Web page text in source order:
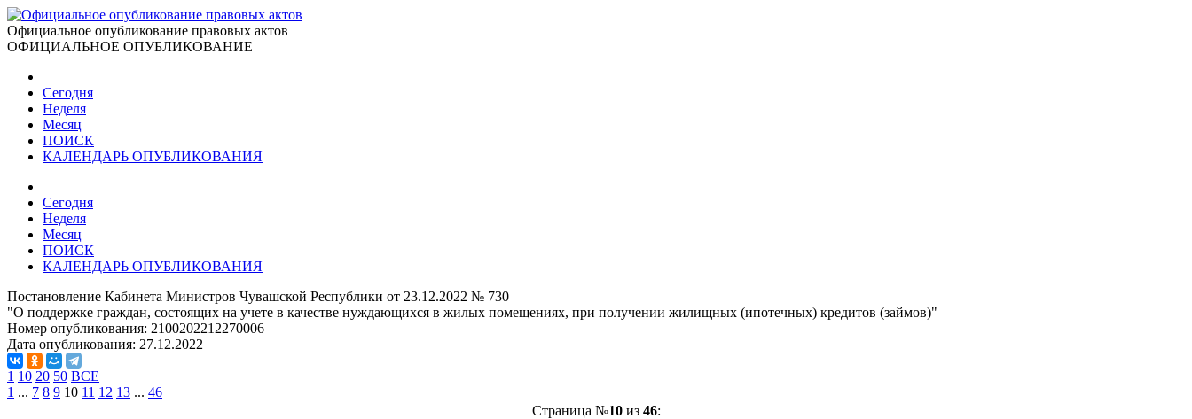
Официальное опубликование правовых актов
ОФИЦИАЛЬНОЕ ОПУБЛИКОВАНИЕ
Сегодня
Неделя
Месяц
ПОИСК
КАЛЕНДАРЬ ОПУБЛИКОВАНИЯ
Сегодня
Неделя
Месяц
ПОИСК
КАЛЕНДАРЬ ОПУБЛИКОВАНИЯ
Постановление Кабинета Министров Чувашской Республики от 23.12.2022 № 730
"О поддержке граждан, состоящих на учете в качестве нуждающихся в жилых помещениях, при получении жилищных (ипотечных) кредитов (займов)"
Номер опубликования: 2100202212270006
Дата опубликования: 27.12.2022
1 10 20 50 ВСЕ
1 ... 7 8 9 10 11 12 13 ... 46
Страница №10из 46: